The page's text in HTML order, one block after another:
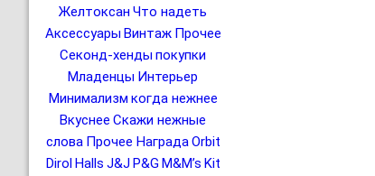
Желтоксан Что надеть
Аксессуары Винтаж Прочее
Секонд-хенды покупки
Младенцы Интерьер
Минимализм когда нежнее
Вкуснее Скажи нежные
слова Прочее НаградаOrbit
Dirol Halls J&J P&G M&M’s Kit